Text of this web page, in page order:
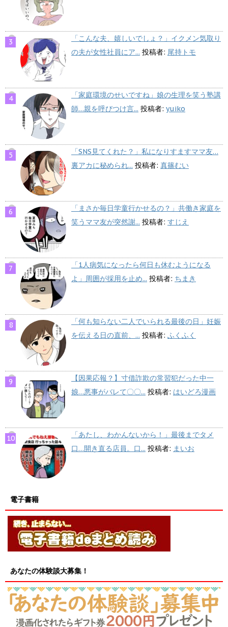
「こんな夫、嬉しいでしょ？」イクメン気取り
の夫が女性社員にア... 投稿者: 尾持トモ
「家庭環境のせいですね」娘の生理を笑う塾講
師…親を呼びつけ言... 投稿者: yuiko
「SNS見てくれた？」私になりすますママ友…
裏アカに秘められ... 投稿者: 真篠むい
「まさか毎日学童行かせるの？」共働き家庭を
笑うママ友が突然謝... 投稿者: すじえ
「1人病気になったら何日も休むようになる
よ」周囲が採用を止め... 投稿者: ちまき
「何も知らない二人でいられる最後の日」妊娠
を伝える日の直前、... 投稿者: ふくふく
【因果応報？】寸借詐欺の常習犯だった中一
娘…悪事がバレて〇〇... 投稿者: はいどろ漫画
「あたし、わかんないから！」最後までタメ
口…開き直る店員。口... 投稿者: まいお
電子書籍
あなたの体験談大募集！